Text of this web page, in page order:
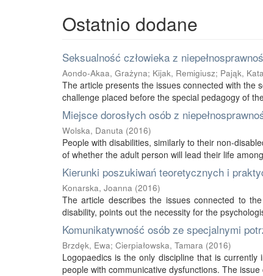
Ostatnio dodane
Seksualność człowieka z
Aondo-Akaa, Grażyna; Kijak, Remigiusz; Pająk,
The article presents the issues connected with the
challenge placed before the special pedagogy of
Miejsce dorosłych osób z
Wolska, Danuta (2016)
People with disabilities, similarly to their non-
of whether the adult person will lead their life
Kierunki poszukiwań teoretycznych i
Konarska, Joanna (2016)
The article describes the issues connected to
disability, points out the necessity for the
Komunikatywność osób ze specjalnymi
Brzdęk, Ewa; Cierpiałowska, Tamara (2016)
Logopaedics is the only discipline that is
people with communicative dysfunctions. The